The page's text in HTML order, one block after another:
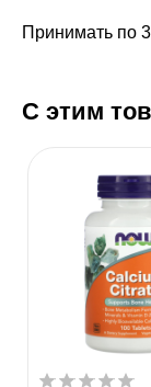
Принимать по
С этим